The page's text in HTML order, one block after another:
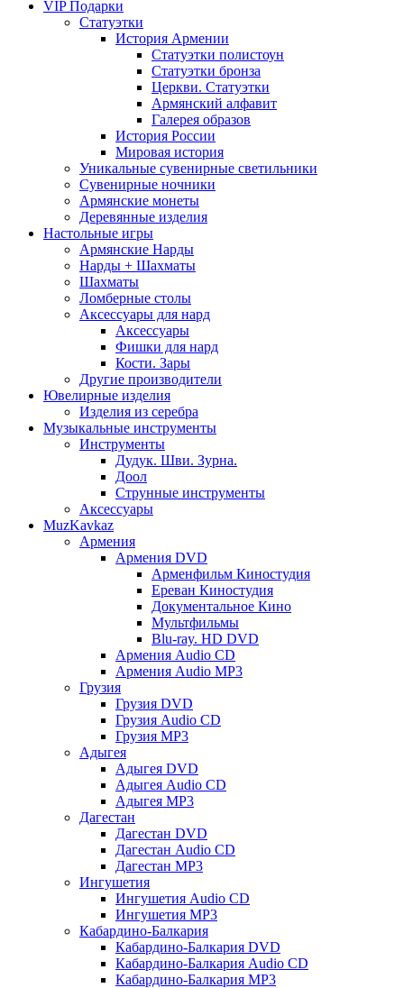
VIP Подарки
Статуэтки
История Армении
Статуэтки полистоун
Статуэтки бронза
Церкви. Статуэтки
Армянский алфавит
Галерея образов
История России
Мировая история
Уникальные сувенирные светильники
Сувенирные ночники
Армянские монеты
Деревянные изделия
Настольные игры
Армянские Нарды
Нарды + Шахматы
Шахматы
Ломберные столы
Аксессуары для нард
Аксессуары
Фишки для нард
Кости. Зары
Другие производители
Ювелирные изделия
Изделия из серебра
Музыкальные инструменты
Инструменты
Дудук. Шви. Зурна.
Доол
Струнные инструменты
Аксессуары
MuzKavkaz
Армения
Армения DVD
Арменфильм Киностудия
Ереван Киностудия
Документальное Кино
Мультфильмы
Blu-ray. HD DVD
Армения Audio CD
Армения Audio MP3
Грузия
Грузия DVD
Грузия Audio CD
Грузия MP3
Адыгея
Адыгея DVD
Адыгея Audio CD
Адыгея MP3
Дагестан
Дагестан DVD
Дагестан Audio CD
Дагестан MP3
Ингушетия
Ингушетия Audio CD
Ингушетия MP3
Кабардино-Балкария
Кабардино-Балкария DVD
Кабардино-Балкария Audio CD
Кабардино-Балкария MP3